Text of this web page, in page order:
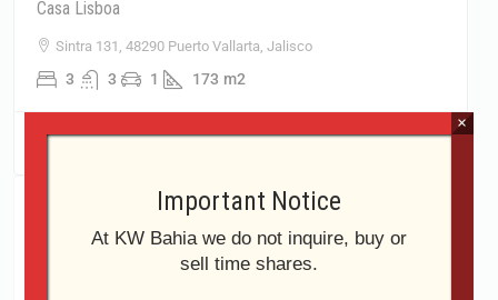
Casa Lisboa
Sintra 131, 48290 Puerto Vallarta, Jalisco
3 3 1 173 m2
Correo electrónico
Immobili in evidenza
Important Notice
At KW Bahia we do not inquire, buy or
sell time shares.
×